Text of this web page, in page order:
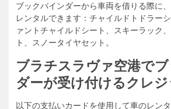
ブックバインダーから車両を借りる際に
レンタルできます：チャイルドトドラー
ァントチャイルドシート、スキーラック
ト、スノータイヤセット。
ブラチスラヴァ空港で
ダーが受け付けるクレ
以下の支払いカードを使用して車のレン